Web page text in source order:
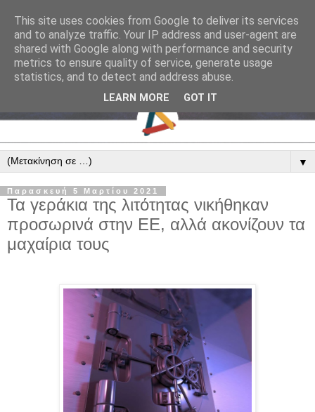
▼
Παρασκευή 5 Μαρτίου 2021
Τα γεράκια της λιτότητας νικήθηκαν
προσωρινά στην ΕΕ, αλλά ακονίζουν τα
μαχαίρια τους
This site uses cookies from Google to deliver its services
and to analyze traffic. Your IP address and user-agent are
shared with Google along with performance and security
metrics to ensure quality of service, generate usage
statistics, and to detect and address abuse.
LEARN MORE GOT IT